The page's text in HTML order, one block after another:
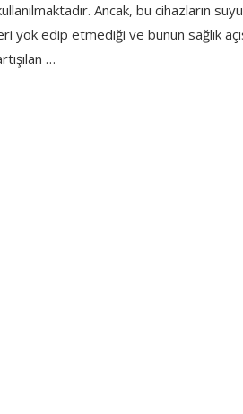
Ancak, bu cihazların
yok edip etmediği ve bunun sağlık
…